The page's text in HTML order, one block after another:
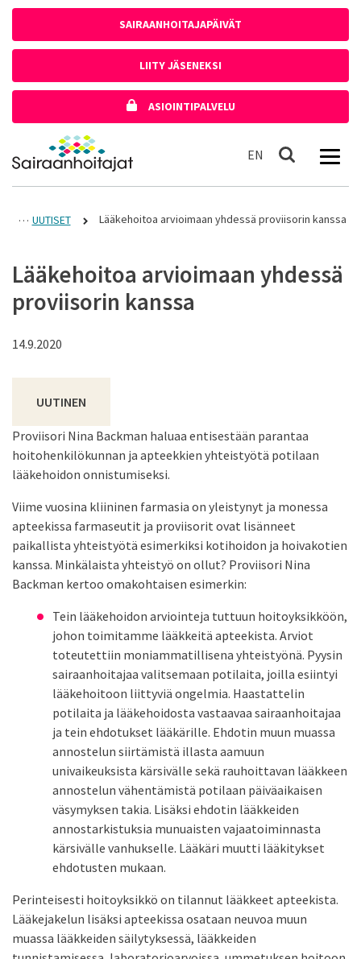
SAIRAANHOITAJAPÄIVÄT
LIITY JÄSENEKSI
ASIOINTIPALVELU
Etusivulle
EN In English
Haku
UUTISET Lääkehoitoa arvioimaan yhdessä proviisorin kanssa
Lääkehoitoa arvioimaan yhdessä
proviisorin kanssa
14.9.2020
UUTINEN
Proviisori Nina Backman haluaa entisestään parantaa
hoitohenkilökunnan ja apteekkien yhteistyötä potilaan
lääkehoidon onnistumiseksi.
Viime vuosina kliininen farmasia on yleistynyt ja monessa
apteekissa farmaseutit ja proviisorit ovat lisänneet
paikallista yhteistyötä esimerkiksi kotihoidon ja hoivakotien
kanssa. Minkälaista yhteistyö on ollut? Proviisori Nina
Backman kertoo omakohtaisen esimerkin:
Tein lääkehoidon arviointeja tuttuun hoitoyksikköön,
johon toimitamme lääkkeitä apteekista. Arviot
toteutettiin moniammatillisena yhteistyönä. Pyysin
sairaanhoitajaa valitsemaan potilaita, joilla esiintyi
lääkehoitoon liittyviä ongelmia. Haastattelin
potilaita ja lääkehoidosta vastaavaa sairaanhoitajaa
ja tein ehdotukset lääkärille. Ehdotin muun muassa
annostelun siirtämistä illasta aamuun
univaikeuksista kärsivälle sekä rauhoittavan lääkkeen
annostelun vähentämistä potilaan päiväaikaisen
väsymyksen takia. Lisäksi ehdotin lääkkeiden
annostarkistuksia munuaisten vajaatoiminnasta
kärsivälle vanhukselle. Lääkäri muutti lääkitykset
ehdotusten mukaan.
Perinteisesti hoitoyksikkö on tilannut lääkkeet apteekista.
Lääkejakelun lisäksi apteekissa osataan neuvoa muun
muassa lääkkeiden säilytyksessä, lääkkeiden